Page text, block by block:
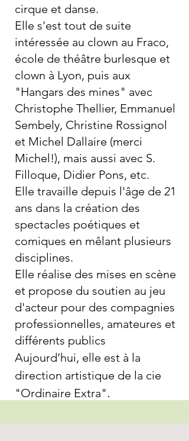
cirque et danse.
Elle s'est tout de suite
intéressée au clown au Fraco,
école de théâtre burlesque et
clown à Lyon, puis aux
"Hangars des mines" avec
Christophe Thellier, Emmanuel
Sembely, Christine Rossignol
et Michel Dallaire (merci
Michel!), mais aussi avec S.
Filloque, Didier Pons, etc.
Elle travaille depuis l'âge de 21
ans dans la création des
spectacles poétiques et
comiques en mêlant plusieurs
disciplines.
Elle réalise des mises en scène
et propose du soutien au jeu
d'acteur pour des compagnies
professionnelles, amateures et
différents publics
Aujourd’hui, elle est à la
direction artistique de la cie
"Ordinaire Extra".